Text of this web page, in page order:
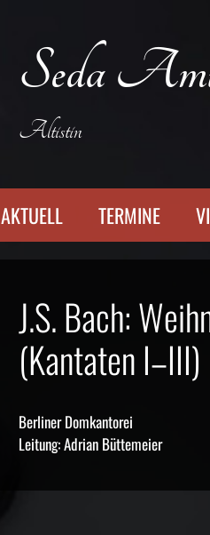
Seda
Altistin
AKTUELL TERMINE
J.S. Bach:
(Kantaten I–III)
Berliner Domkantorei
Leitung: Adrian Büttemeier